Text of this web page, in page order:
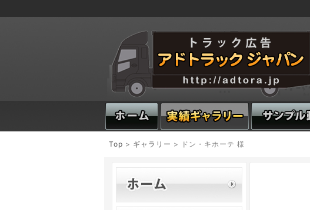
Top > ギャラリー > ドン・キホーテ 様